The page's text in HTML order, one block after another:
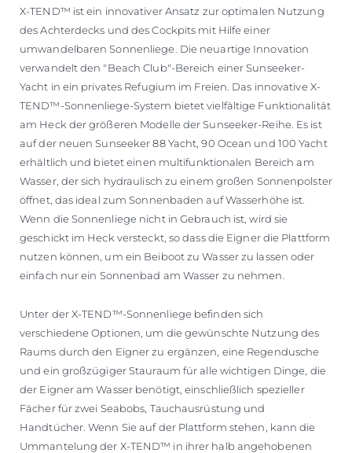
X-TEND™ ist ein innovativer Ansatz zur optimalen Nutzung
des Achterdecks und des Cockpits mit Hilfe einer
umwandelbaren Sonnenliege. Die neuartige Innovation
verwandelt den "Beach Club"-Bereich einer Sunseeker-
Yacht in ein privates Refugium im Freien. Das innovative X-
TEND™-Sonnenliege-System bietet vielfältige Funktionalität
am Heck der größeren Modelle der Sunseeker-Reihe. Es ist
auf der neuen Sunseeker 88 Yacht, 90 Ocean und 100 Yacht
erhältlich und bietet einen multifunktionalen Bereich am
Wasser, der sich hydraulisch zu einem großen Sonnenpolster
öffnet, das ideal zum Sonnenbaden auf Wasserhöhe ist.
Wenn die Sonnenliege nicht in Gebrauch ist, wird sie
geschickt im Heck versteckt, so dass die Eigner die Plattform
nutzen können, um ein Beiboot zu Wasser zu lassen oder
einfach nur ein Sonnenbad am Wasser zu nehmen.
Unter der X-TEND™-Sonnenliege befinden sich
verschiedene Optionen, um die gewünschte Nutzung des
Raums durch den Eigner zu ergänzen, eine Regendusche
und ein großzügiger Stauraum für alle wichtigen Dinge, die
der Eigner am Wasser benötigt, einschließlich spezieller
Fächer für zwei Seabobs, Tauchausrüstung und
Handtücher. Wenn Sie auf der Plattform stehen, kann die
Ummantelung der X-TEND™ in ihrer halb angehobenen